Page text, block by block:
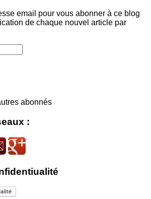
email pour vous abonner à ce blog
de chaque nouvel article par
abonnés
: